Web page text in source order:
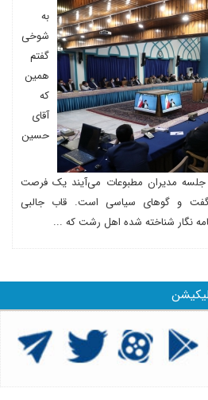
به
شوخی
گفتم
همین
که
آقای
حسین
جلسه مدیران مطبوعات می‌آیند یک فرصت
و گوهای سیاسی است. قاب جالبی
نگار شناخته شده اهل رشت که ...